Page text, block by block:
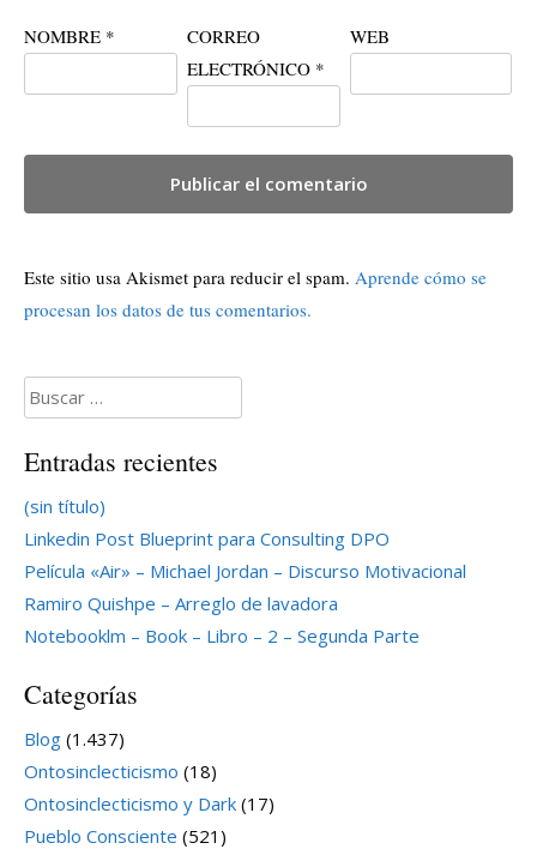
NOMBRE *
CORREO
ELECTRÓNICO *
WEB
Este sitio usa Akismet para reducir el spam. Aprende cómo se
procesan los datos de tus comentarios.
Buscar:
Entradas recientes
(sin título)
Linkedin Post Blueprint para Consulting DPO
Película «Air» – Michael Jordan – Discurso Motivacional
Ramiro Quishpe – Arreglo de lavadora
Notebooklm – Book – Libro – 2 – Segunda Parte
Categorías
Blog (1.437)
Ontosinclecticismo (18)
Ontosinclecticismo y Dark (17)
Pueblo Consciente (521)